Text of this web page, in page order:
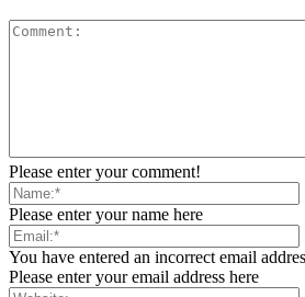
Please enter your comment!
Please enter your name here
You have entered an incorrect email
Please enter your email address here